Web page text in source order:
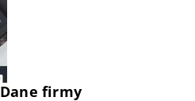
Dane firmy